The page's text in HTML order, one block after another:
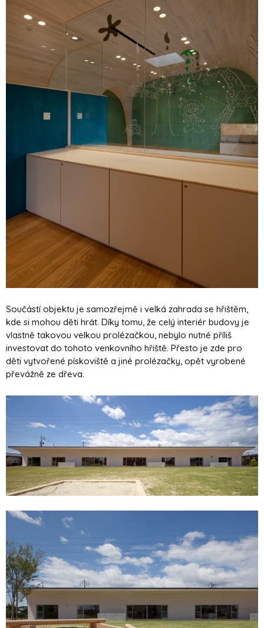
Součástí objektu je samozřejmě i velká zahrada se hřištěm,
kde si mohou děti hrát. Díky tomu, že celý interiér budovy je
vlastně takovou velkou prolézačkou, nebylo nutné příliš
investovat do tohoto venkovního hřiště. Přesto je zde pro
děti vytvořené pískoviště a jiné prolézačky, opět vyrobené
převážně ze dřeva.